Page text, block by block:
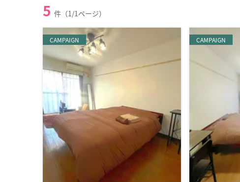
5 件（1/1ページ）
CAMPAIGN CAMPAIGN